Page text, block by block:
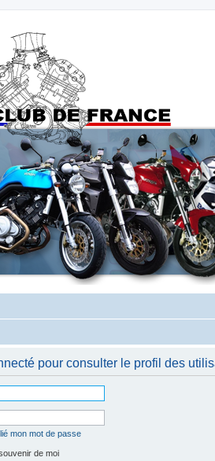
de France
pour consulter le profil des
mon mot de passe
de moi